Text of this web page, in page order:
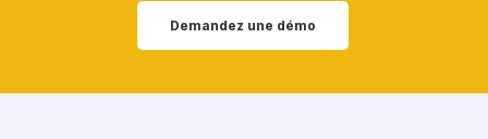
Demandez une démo